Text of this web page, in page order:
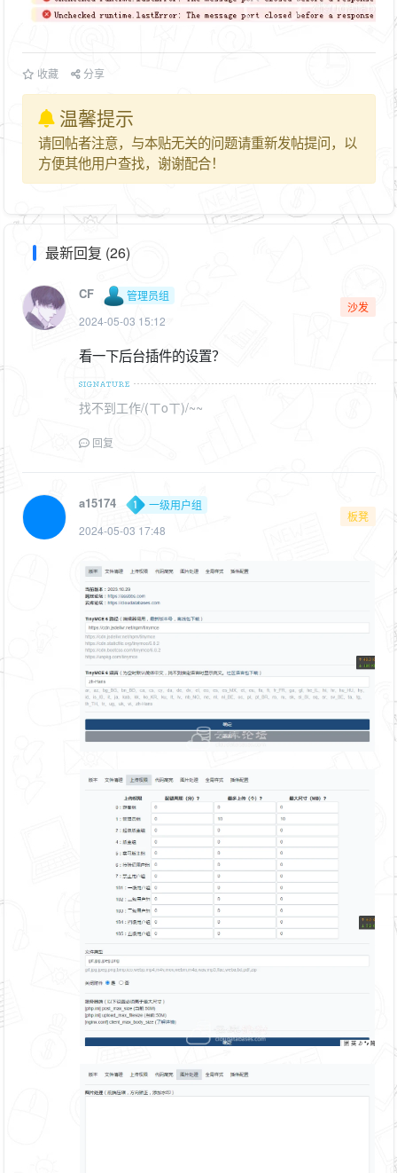
收藏 分享
温馨提示
请回帖者注意，与本贴无关的问题请重新发帖提问，以
方便其他用户查找，谢谢配合！
最新回复 (26)
CF
管理员组
2024-05-03 15:12
沙发
看一下后台插件的设置？
找不到工作/(ㄒoㄒ)/~~
回复
a15174
一级用户组
2024-05-03 17:48
板凳